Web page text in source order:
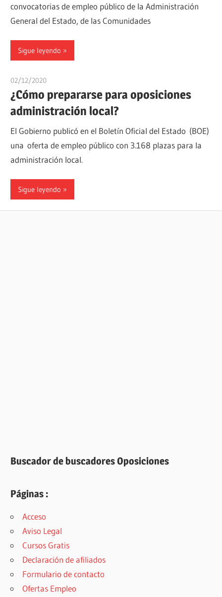
convocatorias de empleo público de la Administración
General del Estado, de las Comunidades
Sigue leyendo
02/12/2020
¿Cómo prepararse para oposiciones
administración local?
El Gobierno publicó en el Boletín Oficial del Estado (BOE)
una oferta de empleo público con 3.168 plazas para la
administración local.
Sigue leyendo
Buscador de buscadores Oposiciones
Páginas :
Acceso
Aviso Legal
Cursos Gratis
Declaración de afiliados
Formulario de contacto
Ofertas Empleo